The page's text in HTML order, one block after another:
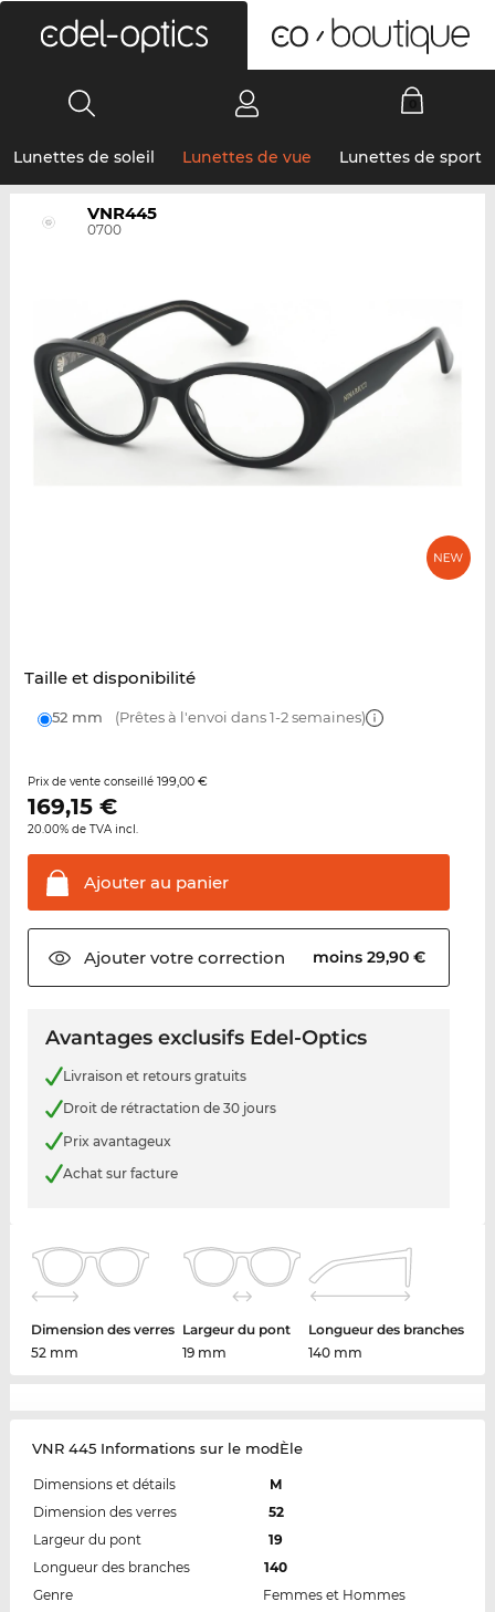
Lunettes de soleil Lunettes de vue Lunettes de sport
VNR445
0700
Taille et disponibilité
52 mm (Prêtes à l'envoi dans 1-2 semaines)
Prix de vente conseillé 199,00 €
169,15€
20.00% de TVA incl.
Ajouter au panier
Ajouter votrecorrection moins 29,90 €
Avantages exclusifs Edel-Optics
Livraison et retours gratuits
Droit de rétractation de 30 jours
Prix avantageux
Achat sur facture
Dimension des verres
52 mm
Largeur du pont
19 mm
Longueur des branches
140 mm
VNR 445 Informations sur le modÈle
Dimensions et détails
M
Dimension des verres
52
Largeur du pont
19
Longueur des branches
140
Genre
Femmes et Hommes